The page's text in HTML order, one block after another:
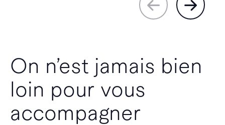
On n’est jamais bien
loin pour vous
accompagner